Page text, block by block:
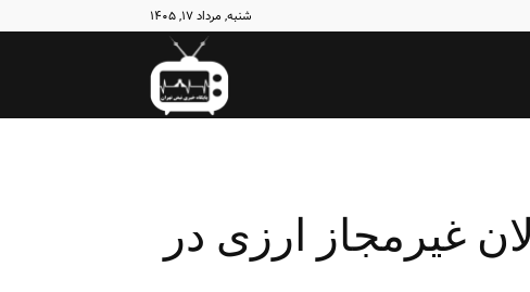
شنبه, مرداد ۱۷, ۱۴۰۵
نبض
فعالان غیرمجاز ارزی در